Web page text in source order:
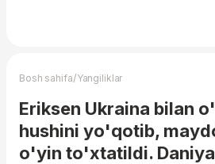
Bosh sahifa/Yangiliklar
Eriksen Ukraina bilan
hushini yo'qotib,
o'yin to'xtatildi.